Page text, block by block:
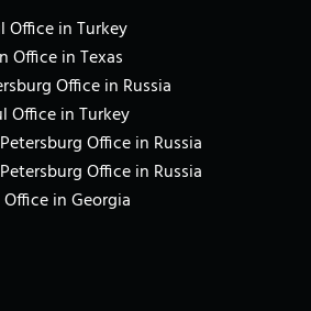
Office in Turkey
Office in Texas
Office in Russia
Office in Turkey
Office in Russia
Office in Russia
in Georgia